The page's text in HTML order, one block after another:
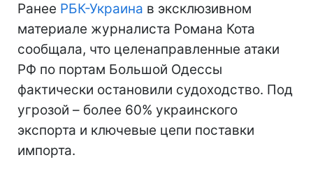
Ранее РБК-Украина в эксклюзивном
материале журналиста Романа Кота
сообщала, что целенаправленные атаки
РФ по портам Большой Одессы
фактически остановили судоходство. Под
угрозой – более 60% украинского
экспорта и ключевые цепи поставки
импорта.